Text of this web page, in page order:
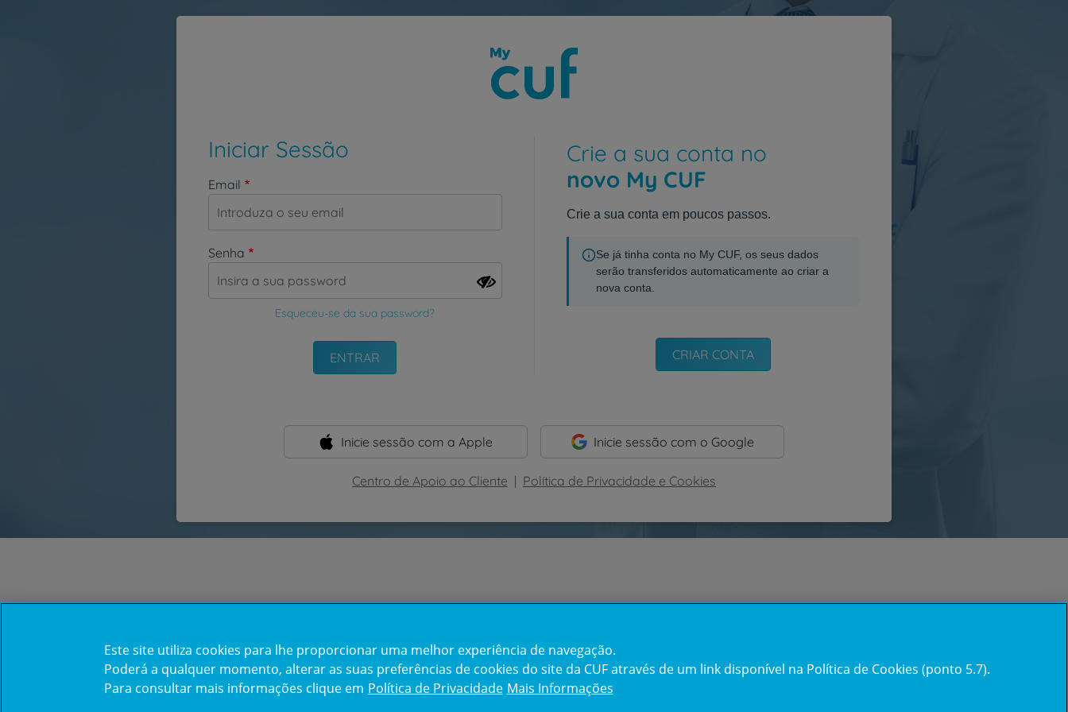
Iniciar Sessão
Email
Senha
Esqueceu-se da sua password?
Crie a sua conta no
novo My CUF
Crie a sua conta em poucos passos.
Se já tinha conta no My CUF, os seus dados
serão transferidos automaticamente ao criar a
nova conta.
CRIAR CONTA
Inicie sessão com a Apple Inicie sessão com o Google
Centro de Apoio ao Cliente | Política de Privacidade e Cookies
Este site utiliza cookies para lhe proporcionar uma melhor experiência de navegação.
Poderá a qualquer momento, alterar as suas preferências de cookies do site da CUF através de um link disponível na Política de Cookies (ponto 5.7).
Para consultar mais informações clique em Política de Privacidade Mais Informações